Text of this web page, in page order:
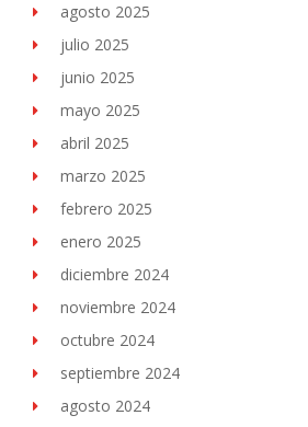
agosto 2025
julio 2025
junio 2025
mayo 2025
abril 2025
marzo 2025
febrero 2025
enero 2025
diciembre 2024
noviembre 2024
octubre 2024
septiembre 2024
agosto 2024